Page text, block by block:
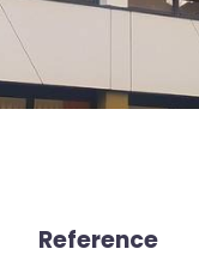
Reference